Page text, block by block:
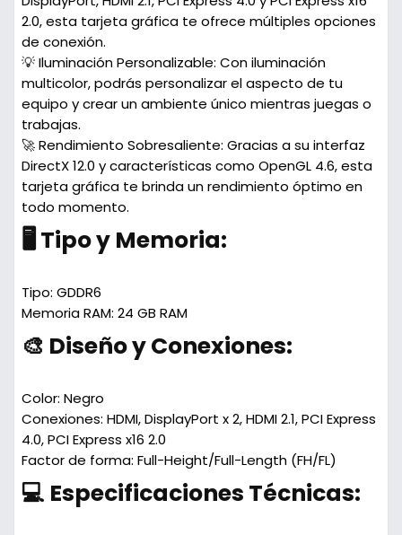
2.0, esta tarjeta gráfica te ofrece múltiples opciones
de conexión.
💡 Iluminación Personalizable: Con iluminación
multicolor, podrás personalizar el aspecto de tu
equipo y crear un ambiente único mientras juegas o
trabajas.
🚀 Rendimiento Sobresaliente: Gracias a su interfaz
DirectX 12.0 y características como OpenGL 4.6, esta
tarjeta gráfica te brinda un rendimiento óptimo en
todo momento.
🖥️ Tipo y Memoria:
Tipo: GDDR6
Memoria RAM: 24 GB RAM
🎨 Diseño y Conexiones:
Color: Negro
Conexiones: HDMI, DisplayPort x 2, HDMI 2.1, PCI Express
4.0, PCI Express x16 2.0
Factor de forma: Full-Height/Full-Length (FH/FL)
💻 Especificaciones Técnicas: